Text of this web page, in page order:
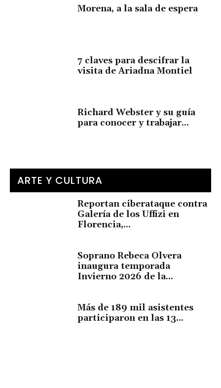
Morena, a la sala de espera
7 claves para descifrar la
visita de Ariadna Montiel
Richard Webster y su guía
para conocer y trabajar...
ARTE Y CULTURA
Reportan ciberataque contra
Galería de los Uffizi en
Florencia,...
Soprano Rebeca Olvera
inaugura temporada
Invierno 2026 de la...
Más de 189 mil asistentes
participaron en las 13...